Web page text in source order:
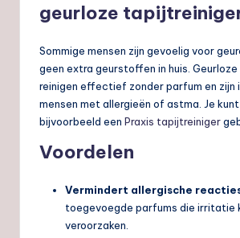
geurloze
Sommige mensen zijn gevoelig voor
geen extra geurstoffen in huis.
reinigen effectief zonder parfum en zijn
mensen met allergieën of astma. Je
bijvoorbeeld een Praxis tapijtreiniger
Voordelen
Vermindert allergische
toegevoegde parfums die irritatie
veroorzaken.